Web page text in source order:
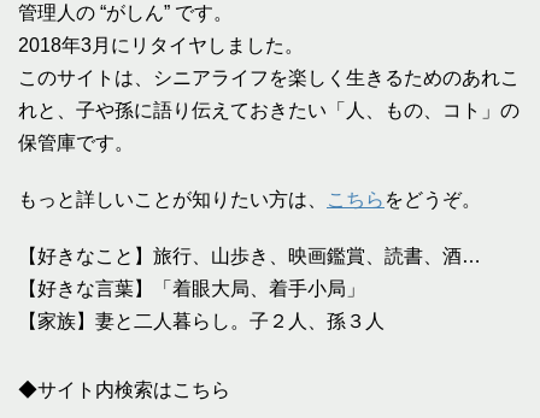
管理人の “がしん” です。
2018年3月にリタイヤしました。
このサイトは、シニアライフを楽しく生きるためのあれこ
れと、子や孫に語り伝えておきたい「人、もの、コト」の
保管庫です。
もっと詳しいことが知りたい方は、 こちら をどうぞ。
【好きなこと】旅行、山歩き、映画鑑賞、読書、酒…
【好きな言葉】「着眼大局、着手小局」
【家族】妻と二人暮らし。子２人、孫３人
◆サイト内検索はこちら